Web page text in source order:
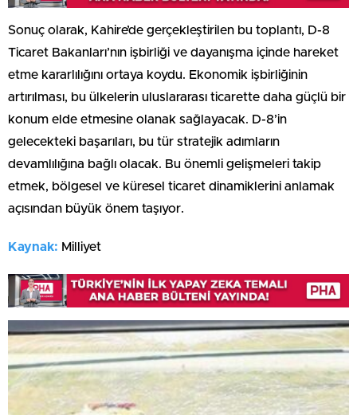
Sonuç olarak, Kahire’de gerçekleştirilen bu toplantı, D-8
Ticaret Bakanları’nın işbirliği ve dayanışma içinde hareket
etme kararlılığını ortaya koydu. Ekonomik işbirliğinin
artırılması, bu ülkelerin uluslararası ticarette daha güçlü bir
konum elde etmesine olanak sağlayacak. D-8’in
gelecekteki başarıları, bu tür stratejik adımların
devamlılığına bağlı olacak. Bu önemli gelişmeleri takip
etmek, bölgesel ve küresel ticaret dinamiklerini anlamak
açısından büyük önem taşıyor.
Kaynak: Milliyet